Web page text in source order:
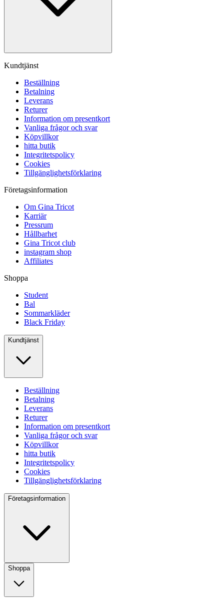
Kundtjänst
Beställning
Betalning
Leverans
Returer
Information om presentkort
Vanliga frågor och svar
Köpvillkor
hitta butik
Integritetspolicy
Cookies
Tillgänglighetsförklaring
Företagsinformation
Om Gina Tricot
Karriär
Pressrum
Hållbarhet
Gina Tricot club
instagram shop
Affiliates
Shoppa
Student
Bal
Sommarkläder
Black Friday
Kundtjänst
Beställning
Betalning
Leverans
Returer
Information om presentkort
Vanliga frågor och svar
Köpvillkor
hitta butik
Integritetspolicy
Cookies
Tillgänglighetsförklaring
Företagsinformation
Shoppa